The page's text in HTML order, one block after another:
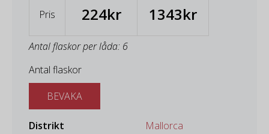
Pris 224kr 1343kr
Antal flaskor per låda: 6
Antal flaskor
BEVAKA
Distrikt
Mallorca